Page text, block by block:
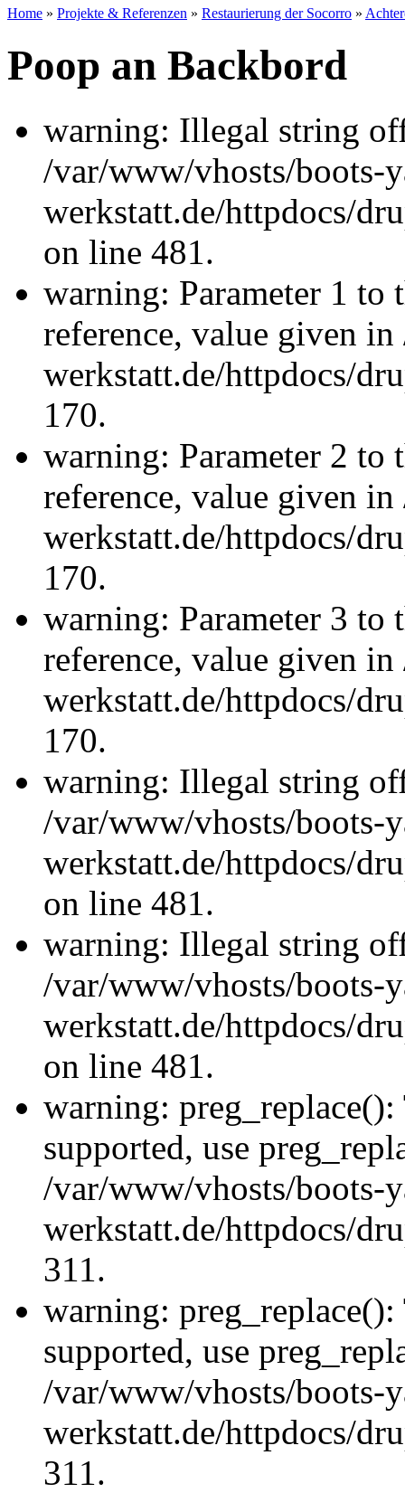
Home » Projekte & Referenzen » Restaurierung der Socorro »
Poop an Backbord
warning: Illegal string
/var/www/vhosts/boots-
werkstatt.de/httpdocs/
on line 481.
warning: Parameter 1 to
reference, value given
werkstatt.de/httpdocs/
170.
warning: Parameter 2 to
reference, value given
werkstatt.de/httpdocs/
170.
warning: Parameter 3 to
reference, value given
werkstatt.de/httpdocs/
170.
warning: Illegal string
/var/www/vhosts/boots-
werkstatt.de/httpdocs/
on line 481.
warning: Illegal string
/var/www/vhosts/boots-
werkstatt.de/httpdocs/
on line 481.
warning:
supported, use
/var/www/vhosts/boots-
werkstatt.de/httpdocs/
311.
warning:
supported, use
/var/www/vhosts/boots-
werkstatt.de/httpdocs/
311.